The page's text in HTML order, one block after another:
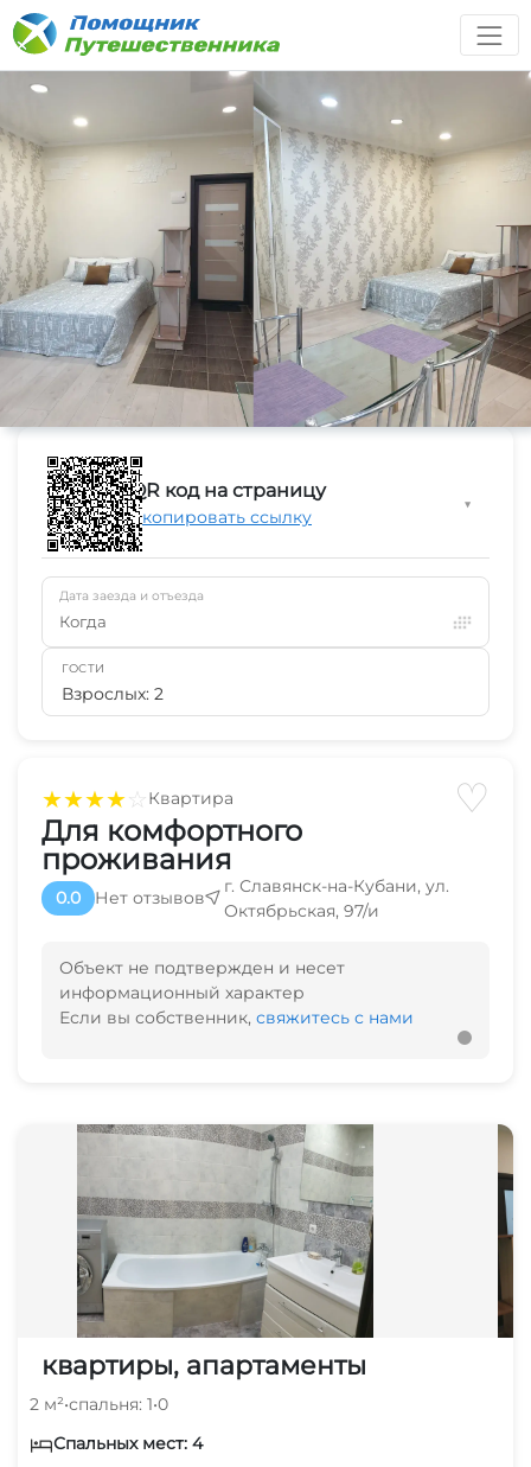
★★★★☆Квартира ♡
Для комфортного
проживания
0.0 Нет отзывов
г. Славянск-на-Кубани, ул.
Октябрьская, 97/и
Объект не подтвержден и несет
информационный характер
Если вы собственник, свяжитесь с нами
квартиры, апартаменты
2 м²•спальня: 1•0
Спальных мест: 4
QR код на страницу
Скопировать ссылку
▼
Дата заезда и отъезда
Когда
ГОСТИ
Взрослых: 2